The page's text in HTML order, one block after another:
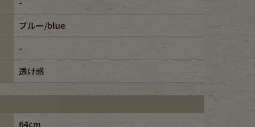
ブルー/blue
-
透け感
64cm